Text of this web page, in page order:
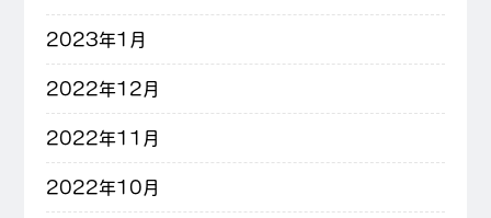
2023年1月
2022年12月
2022年11月
2022年10月